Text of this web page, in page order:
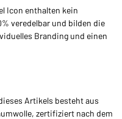
Icon enthalten kein
veredelbar und bilden die
Branding und einen
Artikels besteht aus
zertifiziert nach dem